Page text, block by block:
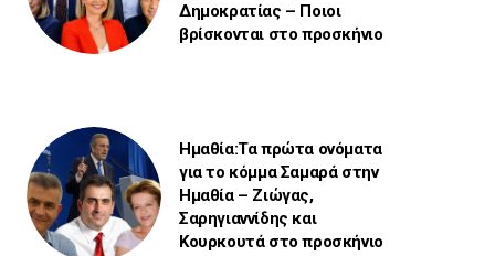
Δημοκρατίας – Ποιοι
βρίσκονται στο προσκήνιο
Ημαθία:Τα πρώτα ονόματα
για το κόμμα Σαμαρά στην
Ημαθία – Ζιώγας,
Σαρηγιαννίδης και
Κουρκουτά στο προσκήνιο